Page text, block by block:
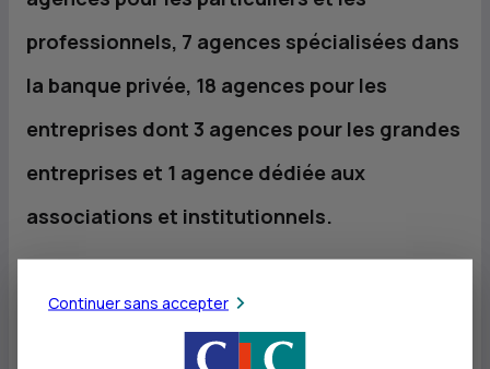
professionnels, 7 agences spécialisées dans
la banque privée, 18 agences pour les
entreprises dont 3 agences pour les grandes
entreprises et 1 agence dédiée aux
associations et institutionnels.
dans l’Ouest, je suis particulièrement attaché à ce
Continuer sans accepter